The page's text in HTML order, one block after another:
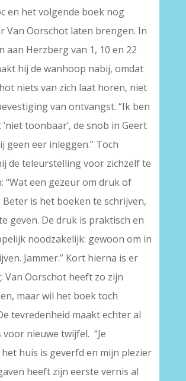
en het volgende boek nog
Van Oorschot laten brengen. In
aan Herzberg van 1, 10 en 22
hij de wanhoop nabij, omdat
niets van zich laat horen, niet
van ontvangst. “Ik ben
toonbaar’, de snob in Geert
geen eer inleggen.” Toch
de teleurstelling voor zichzelf te
“Wat een gezeur om druk of
Beter is het boeken te schrijven,
geven. De druk is praktisch en
noodzakelijk: gewoon om in
Jammer.” Kort hierna is er
Van Oorschot heeft zo zijn
maar wil het boek toch
tevredenheid maakt echter al
nieuwe twijfel. “Je
huis is geverfd en mijn plezier
heeft zijn eerste vernis al